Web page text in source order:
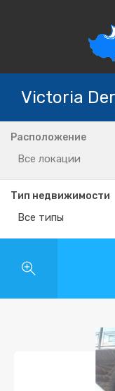
Victoria
Расположение
Все локации
Тип недвижимости
Все типы